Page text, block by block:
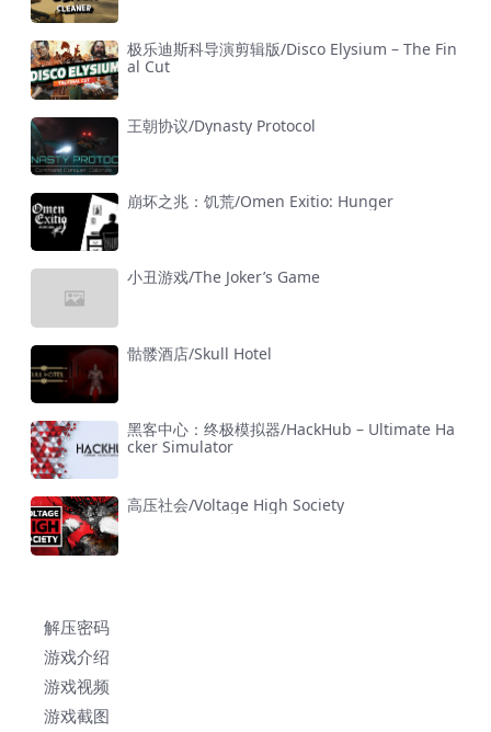
极乐迪斯科导演剪辑版/Disco Elysium – The Fin
al Cut
王朝协议/Dynasty Protocol
崩坏之兆：饥荒/Omen Exitio: Hunger
小丑游戏/The Joker’s Game
骷髅酒店/Skull Hotel
黑客中心：终极模拟器/HackHub – Ultimate Ha
cker Simulator
高压社会/Voltage High Society
解压密码
游戏介绍
游戏视频
游戏截图